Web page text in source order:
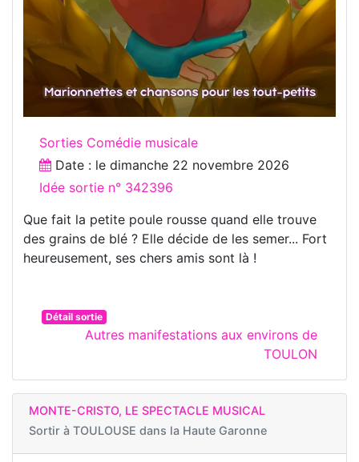
Sorties Comédie musicale
Date : le dimanche 22 novembre 2026
Idée sortie n° 342396
Que fait la petite poule rousse quand elle trouve
des grains de blé ? Elle décide de les semer... Fort
heureusement, ses chers amis sont là !
Détail sortie
Autres manifestations aux environs de
TOULON
MONTE-CRISTO, LE SPECTACLE MUSICAL
Sortir à TOULOUSE dans la Haute Garonne